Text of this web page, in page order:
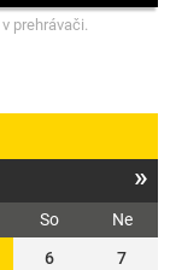
v prehrávači.
»
So
Ne
6 7